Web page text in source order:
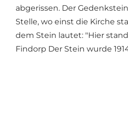
abgerissen. Der
Stelle, wo einst die Kirche
dem Stein lautet: "Hier
Findorp Der Stein wurde